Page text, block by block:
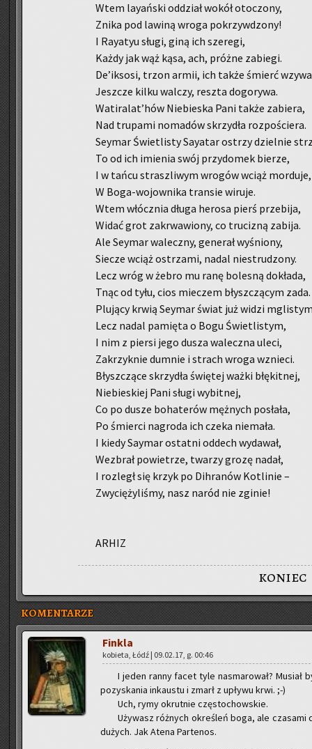
Wtem lay­ań­ski od­dział wokół oto­czo­ny,
Znika pod la­wi­ną wroga po­krzyw­dzo­ny!
I Ray­atyu sługi, giną ich sze­re­gi,
Każdy jak wąż kąsa, ach, próż­ne za­bie­gi.
De’ik­so­si, trzon armii, ich także śmierć
Jesz­cze kilku wal­czy, resz­ta do­go­ry­wa.
Wa­ti­ra­lat’hów Nie­bie­ska Pani także za­bie­ra,
Nad tru­pa­mi no­ma­dów skrzy­dła roz­po­ście­ra.
Sey­mar Świe­tli­sty Say­atar ostrzy dziel­nie
To od ich imie­nia swój przy­do­mek bie­rze,
I w tańcu strasz­li­wym wro­gów wciąż mor­du­je,
W Bo­ga-wo­jow­ni­ka tran­sie wi­ru­je.
Wtem włócz­nia długa he­ro­sa pierś prze­bi­ja,
Widać grot za­krwa­wio­ny, co tru­ci­zną za­bi­ja.
Ale Sey­mar wa­lecz­ny, ge­ne­rał wy­śnio­ny,
Sie­cze wciąż ostrza­mi, nadal nie­stru­dzo­ny.
Lecz wróg w żebro mu ranę bo­le­sną do­kła­da,
Tnąc od tyłu, cios mie­czem błysz­czą­cym zada.
Plu­ją­cy krwią Sey­mar świat już widzi
Lecz nadal pa­mię­ta o Bogu Świe­tli­stym,
I nim z pier­si jego dusza wa­lecz­na uleci,
Za­krzyk­nie dum­nie i strach wroga wznie­ci.
Błysz­czą­ce skrzy­dła świę­tej ważki błę­kit­nej,
Nie­bie­skiej Pani sługi wy­bit­nej,
Co po dusze bo­ha­te­rów męż­nych po­sła­ła,
Po śmier­ci na­gro­da ich czeka nie­ma­ła.
I kiedy Say­mar ostat­ni od­dech wy­da­wał,
Wez­brał po­wie­trze, twa­rzy grozę nadał,
I roz­legł się krzyk po Dih­ra­nów Ko­tli­nie –
Zwy­cię­ży­li­śmy, nasz naród nie zgi­nie!
ARHIZ
koniec
KOMENTARZE
Fin­kla
ko­bie­ta, Łódź | 09.02.17, g. 00:46
I jeden ranny facet tyle na­sma­ro­wał? Mu­siał
po­zy­ska­nia in­kau­stu i zmarł z upły­wu krwi. ;-)
Uch, rymy okrut­nie czę­sto­chow­skie.
Uży­wasz róż­nych okre­śleń boga, ale cza­sa­mi
du­żych. Jak Atena Par­te­nos.